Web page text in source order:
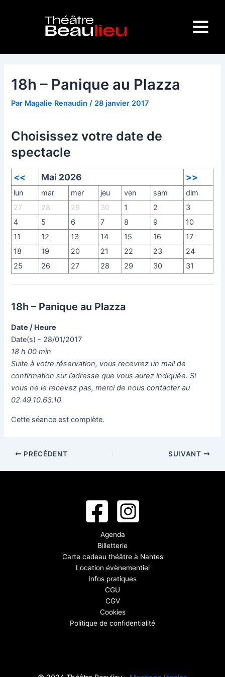
Menu
18h – Panique au Plazza
Par Magalie Renaudin/ 28 janvier 2017
Choisissez votre date de
spectacle
<< Mai 2026 >>
lun mar mer jeu ven sam
dim
27
28 29 30 1 2
3
4
5 6 7 8 9
10
11
12 13 14 15 16
17
18
19 20 21 22 23
24
25
26 27 28 29 30 31
18h – Panique au Plazza
Date / Heure
Date(s) - 28/01/2017
18 h 00 min
Suite à votre réservation, vous recevrez un mail de
confirmation sur l’adresse que vous aurez indiquée. Si
vous ne le recevez pas, merci de nous contacter au
02.49.10.63.10.
Cette séance est complète.
PRÉCÉDENT SUIVANT
Agenda
Billetterie
Carte cadeau théâtre à Nantes
Location évènementiel
Infos pratiques
CGU
CGV
Cookies
Politique de confidentialité